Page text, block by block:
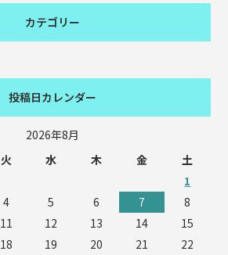
カテゴリー
投稿日カレンダー
2026年8月
火 水 木 金
土
1
4 5 6 7
8
11 12 13 14
15
18 19 20 21 22